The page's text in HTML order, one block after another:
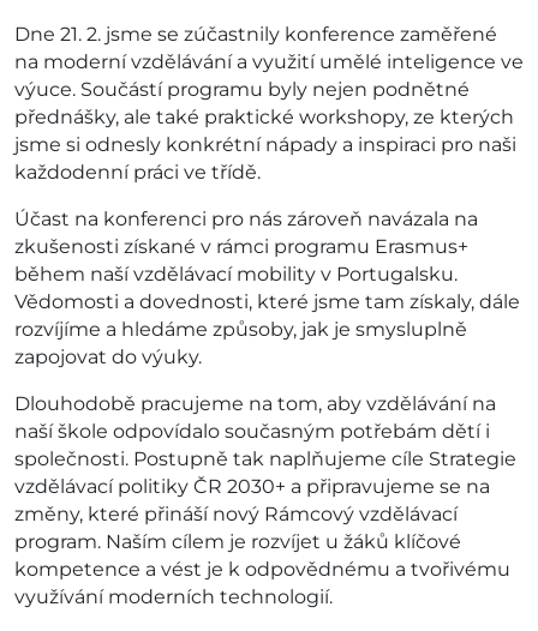
Dne 21. 2. jsme se zúčastnily konference zaměřené
na moderní vzdělávání a využití umělé inteligence ve
výuce. Součástí programu byly nejen podnětné
přednášky, ale také praktické workshopy, ze kterých
jsme si odnesly konkrétní nápady a inspiraci pro naši
každodenní práci ve třídě.
Účast na konferenci pro nás zároveň navázala na
zkušenosti získané v rámci programu Erasmus+
během naší vzdělávací mobility v Portugalsku.
Vědomosti a dovednosti, které jsme tam získaly, dále
rozvíjíme a hledáme způsoby, jak je smysluplně
zapojovat do výuky.
Dlouhodobě pracujeme na tom, aby vzdělávání na
naší škole odpovídalo současným potřebám dětí i
společnosti. Postupně tak naplňujeme cíle Strategie
vzdělávací politiky ČR 2030+ a připravujeme se na
změny, které přináší nový Rámcový vzdělávací
program. Naším cílem je rozvíjet u žáků klíčové
kompetence a vést je k odpovědnému a tvořivému
využívání moderních technologií.